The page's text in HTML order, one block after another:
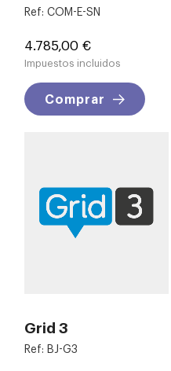
Ref: COM-E-SN
Precio
4.785,00 €
Impuestos incluidos
Comprar
Grid 3
Ref: BJ-G3